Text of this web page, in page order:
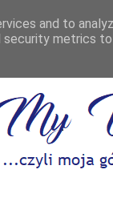
and to
metrics